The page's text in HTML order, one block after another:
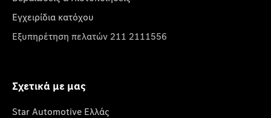
Εγχειρίδια κατόχου
Εξυπηρέτηση πελατών 211 2111556
Σχετικά με μας
Star Automotive Ελλάς